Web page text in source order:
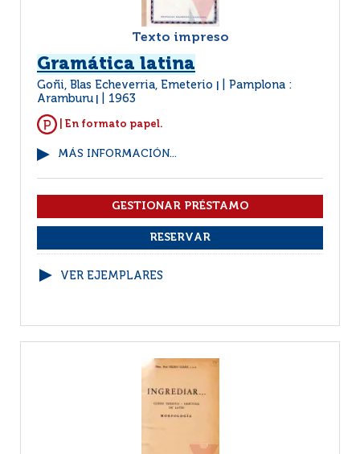
Texto impreso
Gramática latina
Goñi, Blas Echeverria, Emeterio
Pamplona :
Aramburu
1963
| En formato papel.
MÁS INFORMACIÓN...
VER EJEMPLARES